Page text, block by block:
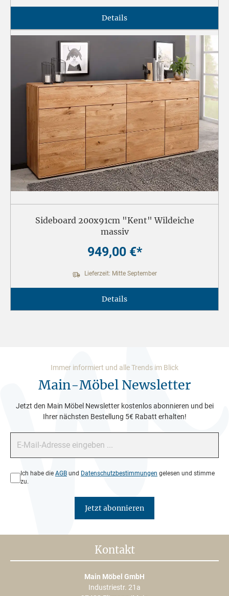
Details
Sideboard 200x91cm "Kent" Wildeiche
massiv
949,00 €*
Lieferzeit: Mitte September
Details
Immer informiert und alle Trends im Blick
Main-Möbel Newsletter
Jetzt den Main Möbel Newsletter kostenlos abonnieren und bei
Ihrer nächsten Bestellung 5€ Rabatt erhalten!
Datenschutz*
Ich habe die AGB und Datenschutzbestimmungen gelesen und stimme
zu.
Jetzt abonnieren
Kontakt
Main Möbel GmbH
Industriestr. 21a